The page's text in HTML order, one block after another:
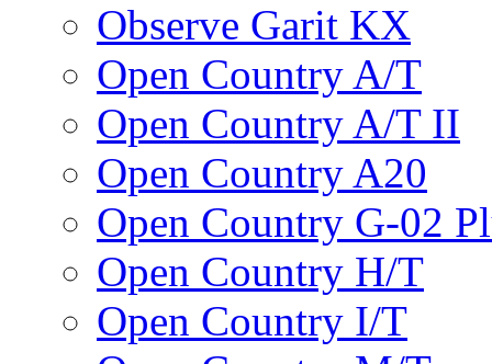
Observe Garit KX
Open Country A/T
Open Country A/T II
Open Country A20
Open Country G-02
Open Country H/T
Open Country I/T